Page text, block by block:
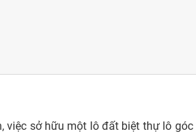
sở hữu một lô đất biệt thự lô